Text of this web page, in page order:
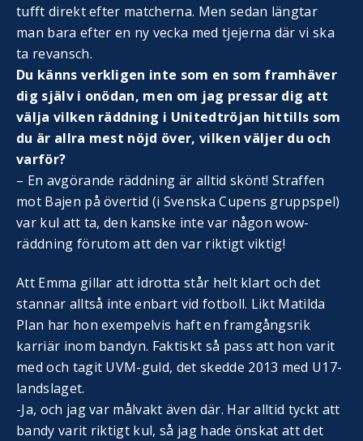
tufft direkt efter matcherna. Men sedan längtar
man bara efter en ny vecka med tjejerna där vi ska
ta revansch.
Du känns verkligen inte som en som framhäver
dig själv i onödan, men om jag pressar dig att
välja vilken räddning i Unitedtröjan hittills som
du är allra mest nöjd över, vilken väljer du och
varför?
– En avgörande räddning är alltid skönt! Straffen
mot Bajen på övertid (i Svenska Cupens gruppspel)
var kul att ta, den kanske inte var någon wow-
räddning förutom att den var riktigt viktig!
Att Emma gillar att idrotta står helt klart och det
stannar alltså inte enbart vid fotboll. Likt Matilda
Plan har hon exempelvis haft en framgångsrik
karriär inom bandyn. Faktiskt så pass att hon varit
med och tagit UVM-guld, det skedde 2013 med U17-
landslaget.
-Ja, och jag var målvakt även där. Har alltid tyckt att
bandy varit riktigt kul, så jag hade önskat att det